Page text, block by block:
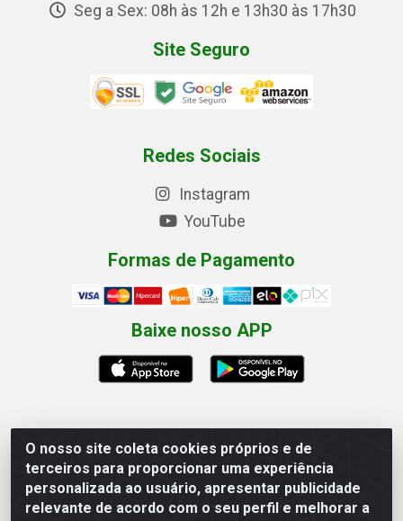
O nosso site coleta cookies próprios e de
terceiros para proporcionar uma experiência
personalizada ao usuário, apresentar publicidade
relevante de acordo com o seu perfil e melhorar a
Seg a Sex: 08h às 12h e 13h30 às 17h30
Site Seguro
Redes Sociais
Instagram
YouTube
Formas de Pagamento
Baixe nosso APP
Eletrofarias Materiais Eletricos - Av. Jorn. Assis
Chateaubriand, 2500 - Distrito Industrial, Campina
Grande/PB - CEP 58.410-062 - CNPJ 12.110.462/0001-
40